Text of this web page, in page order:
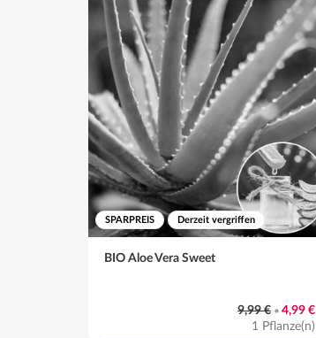
SPARPREIS Derzeit vergriffen
BIO Aloe Vera Sweet
9,99 € • 4,99 €
1 Pflanze(n)